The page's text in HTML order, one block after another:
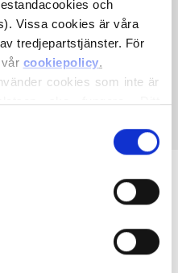
och
Vissa cookies är våra
tredjepartstjänster. För
cookiepolicy.
cookies som inte är
ska fungera. Ditt
får behandla dina
återkalla ditt samtycke
också hittar information om
KNITTING FOR OLIVE
HEAVY MERINO HEAVY
stickmönster och